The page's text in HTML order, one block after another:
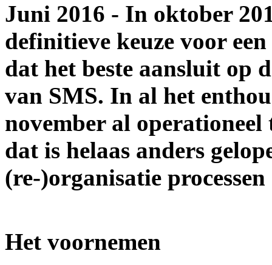
Juni 2016 - In oktober
definitieve keuze voor
dat het beste aansluit op
van SMS. In al het
november al operationeel
dat is helaas anders
(re-)organisatie
Het voornemen